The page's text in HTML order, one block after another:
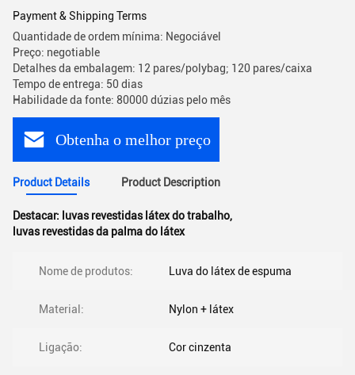
Payment & Shipping Terms
Quantidade de ordem mínima: Negociável
Preço: negotiable
Detalhes da embalagem: 12 pares/polybag; 120 pares/caixa
Tempo de entrega: 50 dias
Habilidade da fonte: 80000 dúzias pelo mês
Obtenha o melhor preço
Product Details Product Description
Destacar: luvas revestidas látex do trabalho,
luvas revestidas da palma do látex
Nome de produtos: Luva do látex de espuma
Material: Nylon + látex
Ligação: Cor cinzenta